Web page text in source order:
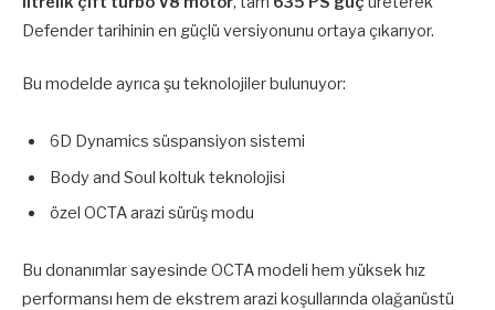
Defender tarihinin en güçlü versiyonunu ortaya çıkarıyor.
Bu modelde ayrıca şu teknolojiler bulunuyor:
6D Dynamics süspansiyon sistemi
Body and Soul koltuk teknolojisi
özel OCTA arazi sürüş modu
Bu donanımlar sayesinde OCTA modeli hem yüksek hız
performansı hem de ekstrem arazi koşullarında olağanüstü